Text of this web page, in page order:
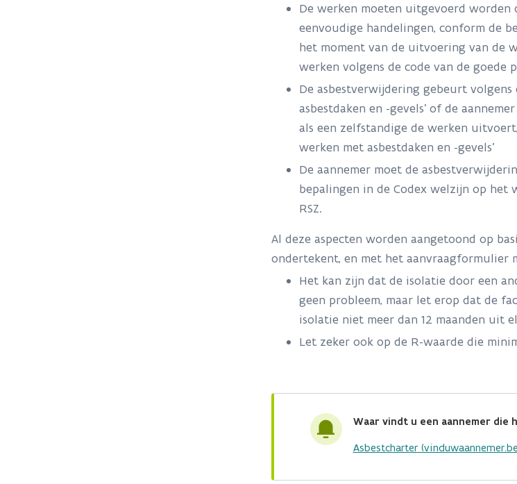
De werken moeten uitgevoerd worden
eenvoudige handelingen, conform de
het moment van de uitvoering van de
werken volgens de code van de goede
De asbestverwijdering gebeurt
asbestdaken en -gevels' of de
als een zelfstandige de werken
werken met asbestdaken en -gevels'
De aannemer moet de
bepalingen in de Codex welzijn op het
RSZ.
Al deze aspecten worden aangetoond op
ondertekent, en met het aanvraagformulier
Het kan zijn dat de isolatie door een
geen probleem, maar let erop dat de
isolatie niet meer dan 12 maanden uit
Let zeker ook op de R-waarde die
Waar vindt u een aannemer
Asbestcharter